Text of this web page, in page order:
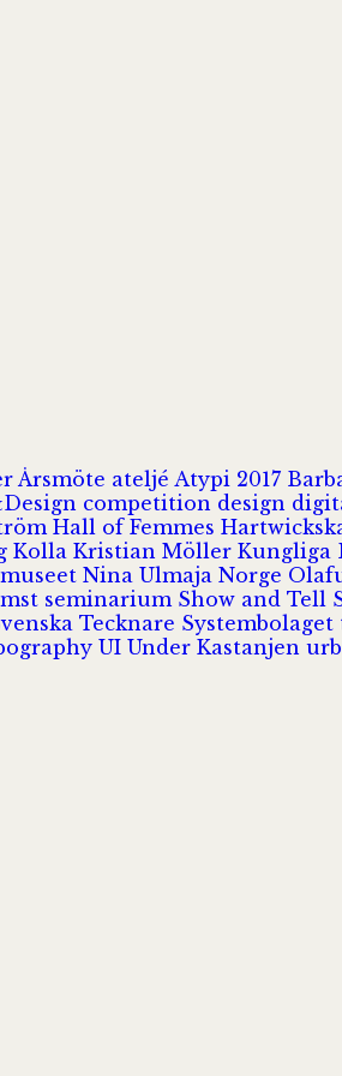
Årsmöte ateljé Atypi 2017
competition design
Hall of Femmes
Kolla Kristian Möller Kungliga
Nina Ulmaja Norge
seminarium Show and Tell
Tecknare Systembolaget
UI Under Kastanjen